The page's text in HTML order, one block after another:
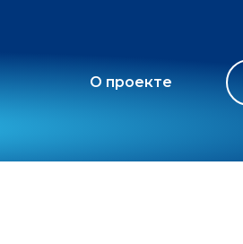
О проекте